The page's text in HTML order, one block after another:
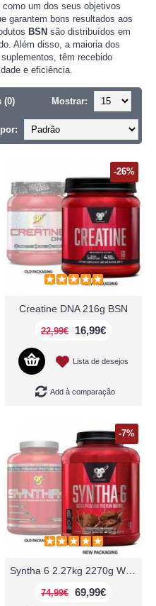
um dos seus objetivos
garantem bons resultados aos
BSN são distribuídos em
Além disso, a maioria dos
têm recebido
e eficiência.
(0) Mostrar:
-26%
Creatine DNA 216g BSN
22,99€ 16,99€
Lista de desejos
Add à comparação
-7%
74,99€ 69,99€